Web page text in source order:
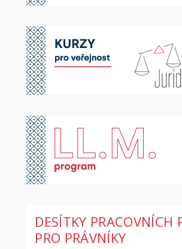
DESÍTKY PRACOVNÍCH
PRO PRÁVNÍKY